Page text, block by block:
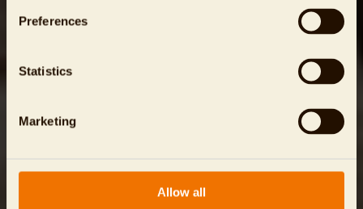
Preferences
Statistics
Marketing
Allow all